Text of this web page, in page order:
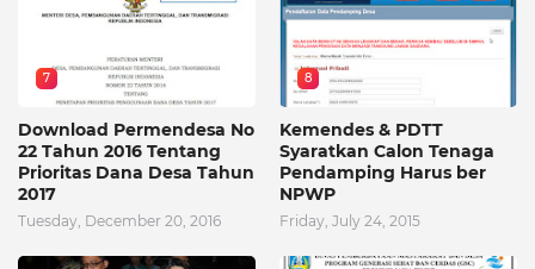
7
Download Permendesa No
22 Tahun 2016 Tentang
Prioritas Dana Desa Tahun
2017
Tuesday, December 20, 2016
8
Kemendes & PDTT
Syaratkan Calon Tenaga
Pendamping Harus ber
NPWP
Friday, July 24, 2015